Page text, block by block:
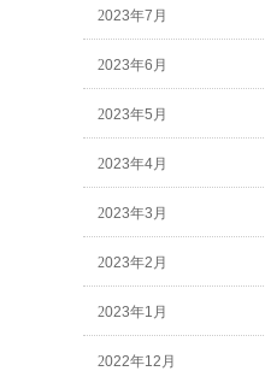
2023年7月
2023年6月
2023年5月
2023年4月
2023年3月
2023年2月
2023年1月
2022年12月